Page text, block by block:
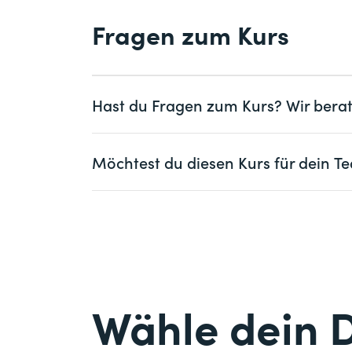
​Stimme, Sprache und Körpersprache
​Wissen, wann Schweigen sinnvoller ist
​Mut und Spontanität als
Fragen zum Kurs
Hast du Fragen zum Kurs? Wir
Vorname *
Möchtest du diesen Kurs für dein
E-Mail *
Wähle dein